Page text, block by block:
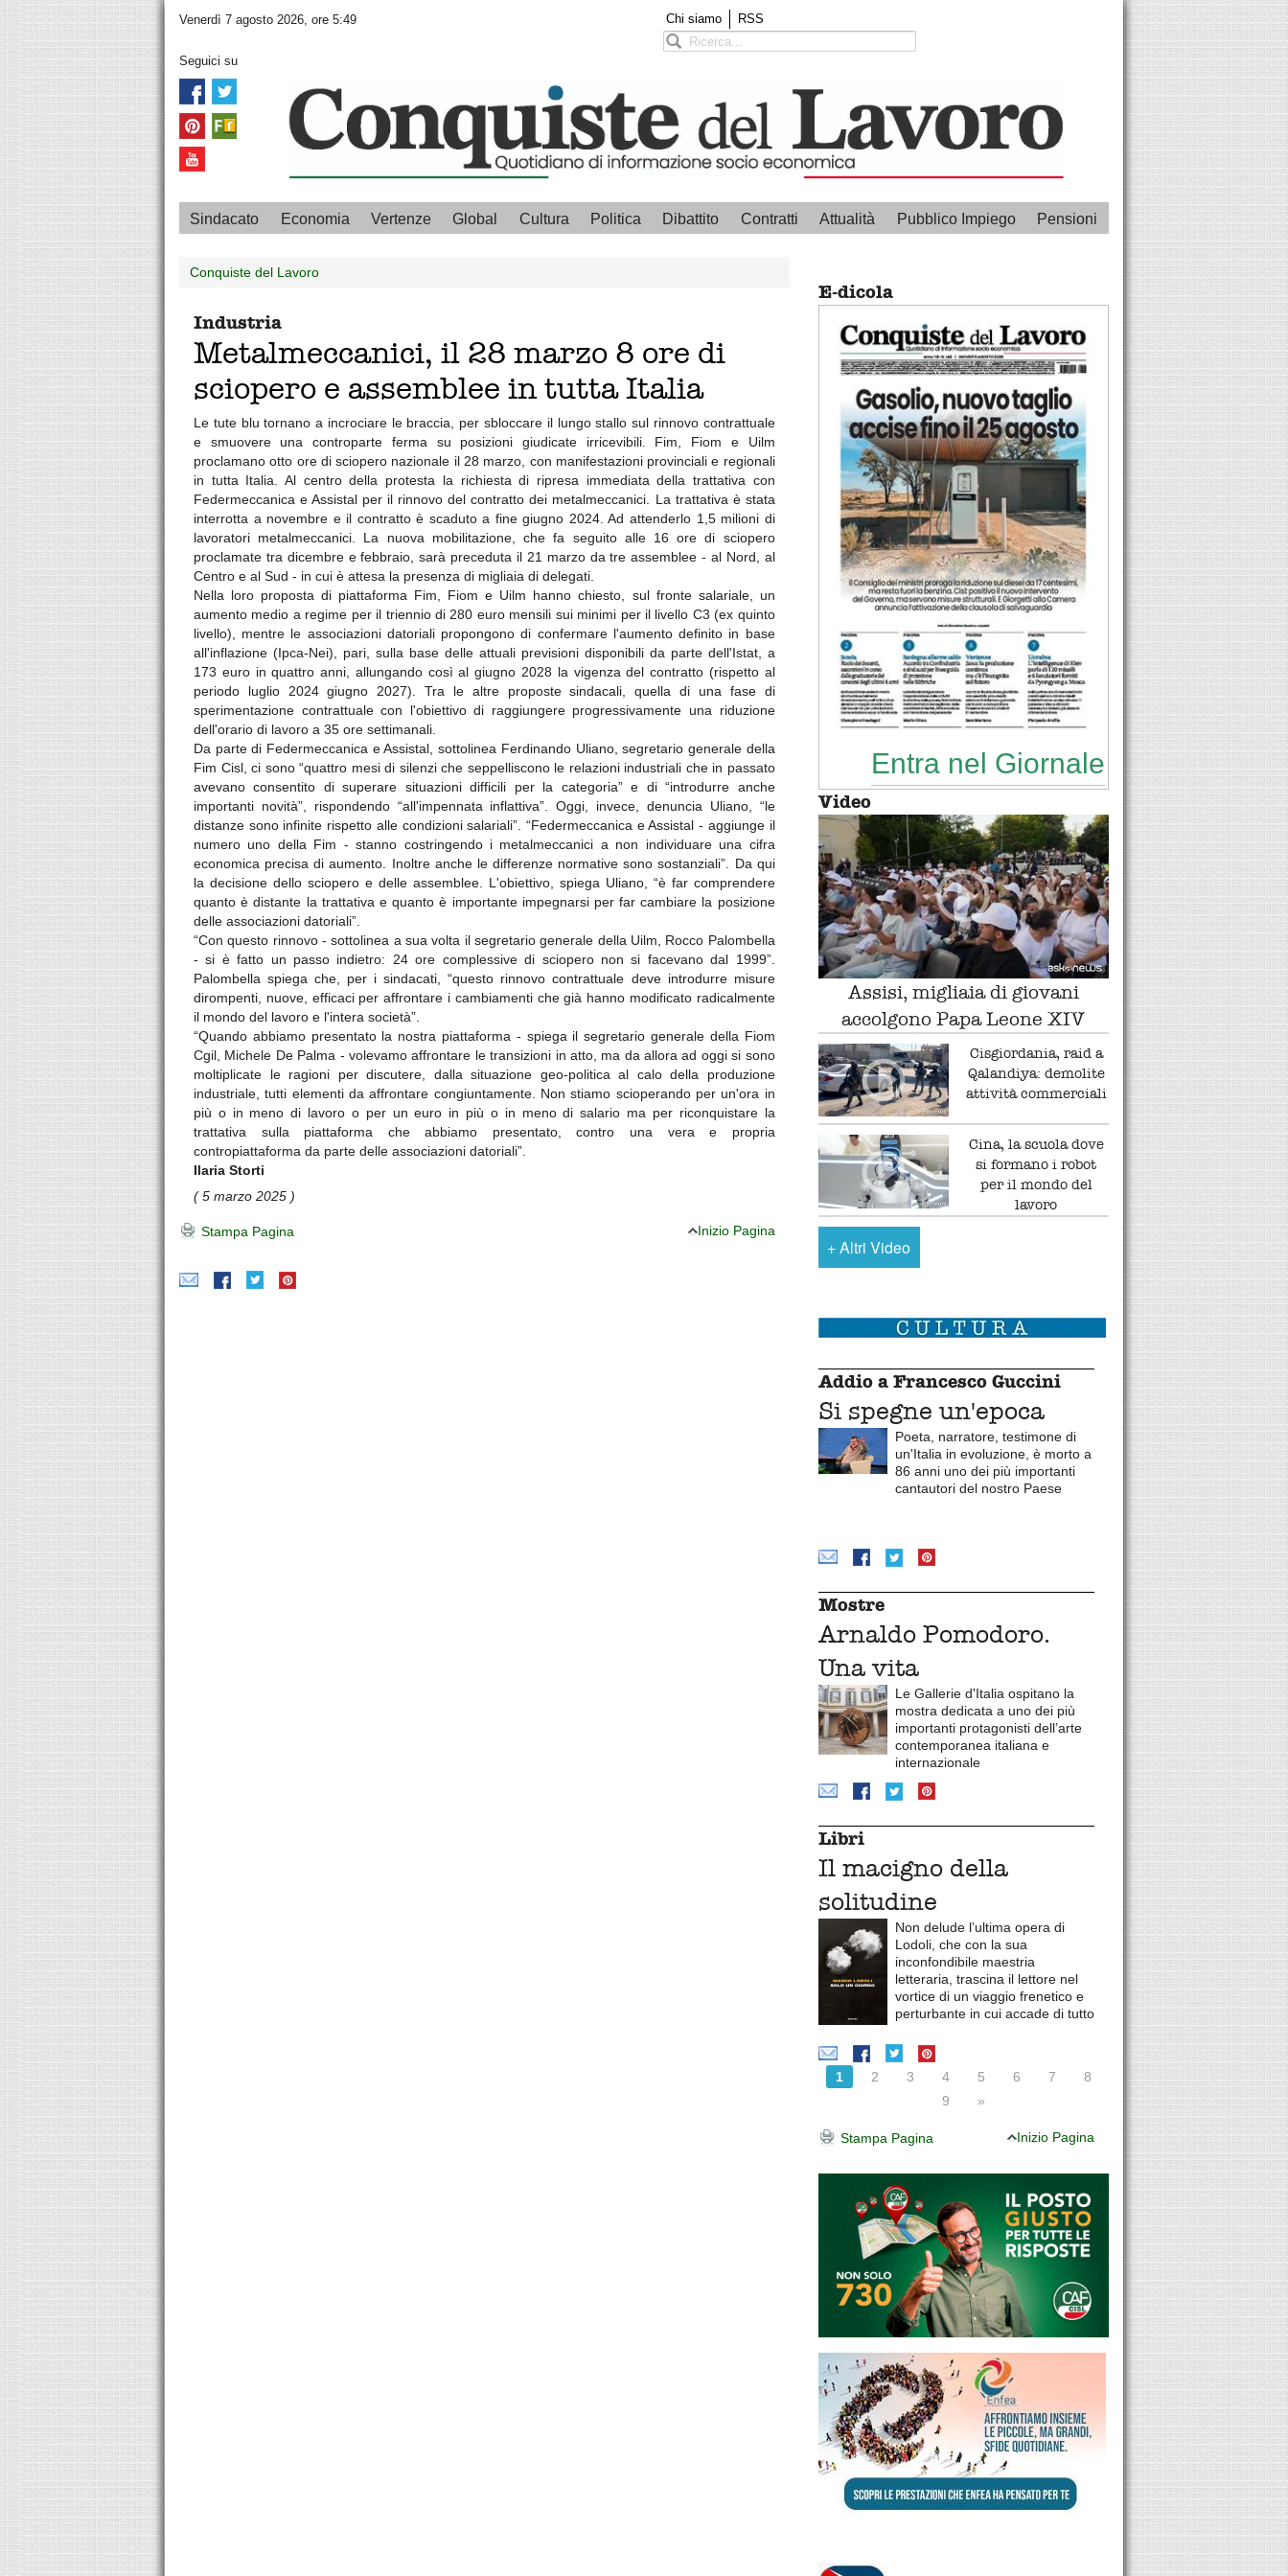
Venerdì 7 agosto 2026, ore 5:49 Chi siamo RSS
Seguici su
Sindacato Economia Vertenze Global Cultura Politica Dibattito Contratti Attualità Pubblico Impiego Pensioni
Conquiste del Lavoro
Industria
Metalmeccanici, il 28 marzo 8 ore di
sciopero e assemblee in tutta Italia
Le tute blu tornano a incrociare le braccia, per sbloccare il lungo stallo sul rinnovo contrattuale
e smuovere una controparte ferma su posizioni giudicate irricevibili. Fim, Fiom e Uilm
proclamano otto ore di sciopero nazionale il 28 marzo, con manifestazioni provinciali e regionali
in tutta Italia. Al centro della protesta la richiesta di ripresa immediata della trattativa con
Federmeccanica e Assistal per il rinnovo del contratto dei metalmeccanici. La trattativa è stata
interrotta a novembre e il contratto è scaduto a fine giugno 2024. Ad attenderlo 1,5 milioni di
lavoratori metalmeccanici. La nuova mobilitazione, che fa seguito alle 16 ore di sciopero
proclamate tra dicembre e febbraio, sarà preceduta il 21 marzo da tre assemblee - al Nord, al
Centro e al Sud - in cui è attesa la presenza di migliaia di delegati.
Nella loro proposta di piattaforma Fim, Fiom e Uilm hanno chiesto, sul fronte salariale, un
aumento medio a regime per il triennio di 280 euro mensili sui minimi per il livello C3 (ex quinto
livello), mentre le associazioni datoriali propongono di confermare l'aumento definito in base
all'inflazione (Ipca-Nei), pari, sulla base delle attuali previsioni disponibili da parte dell'Istat, a
173 euro in quattro anni, allungando così al giugno 2028 la vigenza del contratto (rispetto al
periodo luglio 2024 giugno 2027). Tra le altre proposte sindacali, quella di una fase di
sperimentazione contrattuale con l'obiettivo di raggiungere progressivamente una riduzione
dell'orario di lavoro a 35 ore settimanali.
Da parte di Federmeccanica e Assistal, sottolinea Ferdinando Uliano, segretario generale della
Fim Cisl, ci sono “quattro mesi di silenzi che seppelliscono le relazioni industriali che in passato
avevano consentito di superare situazioni difficili per la categoria” e di “introdurre anche
importanti novità”, rispondendo “all'impennata inflattiva”. Oggi, invece, denuncia Uliano, “le
distanze sono infinite rispetto alle condizioni salariali”. “Federmeccanica e Assistal - aggiunge il
numero uno della Fim - stanno costringendo i metalmeccanici a non individuare una cifra
economica precisa di aumento. Inoltre anche le differenze normative sono sostanziali”. Da qui
la decisione dello sciopero e delle assemblee. L'obiettivo, spiega Uliano, “è far comprendere
quanto è distante la trattativa e quanto è importante impegnarsi per far cambiare la posizione
delle associazioni datoriali”.
“Con questo rinnovo - sottolinea a sua volta il segretario generale della Uilm, Rocco Palombella
- si è fatto un passo indietro: 24 ore complessive di sciopero non si facevano dal 1999”.
Palombella spiega che, per i sindacati, “questo rinnovo contrattuale deve introdurre misure
dirompenti, nuove, efficaci per affrontare i cambiamenti che già hanno modificato radicalmente
il mondo del lavoro e l'intera società”.
“Quando abbiamo presentato la nostra piattaforma - spiega il segretario generale della Fiom
Cgil, Michele De Palma - volevamo affrontare le transizioni in atto, ma da allora ad oggi si sono
moltiplicate le ragioni per discutere, dalla situazione geo-politica al calo della produzione
industriale, tutti elementi da affrontare congiuntamente. Non stiamo scioperando per un'ora in
più o in meno di lavoro o per un euro in più o in meno di salario ma per riconquistare la
trattativa sulla piattaforma che abbiamo presentato, contro una vera e propria
contropiattaforma da parte delle associazioni datoriali”.
Ilaria Storti
( 5 marzo 2025 )
Stampa Pagina Inizio Pagina
E-dicola
Entra nel Giornale
Video
Assisi, migliaia di giovani
accolgono Papa Leone XIV
Cisgiordania, raid a
Qalandiya: demolite
attività commerciali
Cina, la scuola dove
si formano i robot
per il mondo del
lavoro
+Altri Video
Addio a Francesco Guccini
Si spegne un'epoca
Poeta, narratore, testimone di
un'Italia in evoluzione, è morto a
86 anni uno dei più importanti
cantautori del nostro Paese
Mostre
Arnaldo Pomodoro.
Una vita
Le Gallerie d'Italia ospitano la
mostra dedicata a uno dei più
importanti protagonisti dell’arte
contemporanea italiana e
internazionale
Libri
Il macigno della
solitudine
Non delude l’ultima opera di
Lodoli, che con la sua
inconfondibile maestria
letteraria, trascina il lettore nel
vortice di un viaggio frenetico e
perturbante in cui accade di tutto
1 2 3 4 5 6 7
8
9
»
Stampa Pagina Inizio Pagina